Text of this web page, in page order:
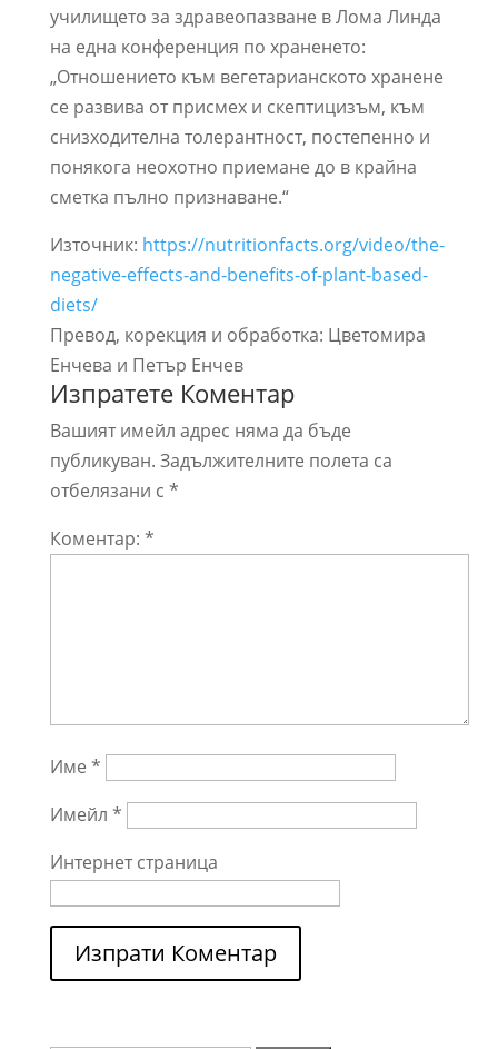
училището за здравеопазване в Лома Линда
на една конференция по храненето:
„Отношението към вегетарианското хранене
се развива от присмех и скептицизъм, към
снизходителна толерантност, постепенно и
понякога неохотно приемане до в крайна
сметка пълно признаване.“
Източник: https://nutritionfacts.org/video/the-
negative-effects-and-benefits-of-plant-based-
diets/
Превод, корекция и обработка: Цветомира
Енчева и Петър Енчев
Изпратете Коментар
Вашият имейл адрес няма да бъде
публикуван. Задължителните полета са
отбелязани с *
Коментар: *
Име *
Имейл *
Интернет страница